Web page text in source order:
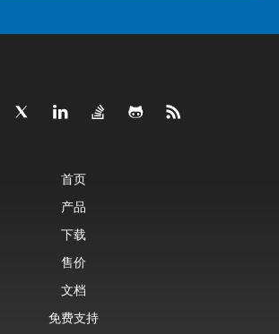
首页
产品
下载
售价
文档
免费支持